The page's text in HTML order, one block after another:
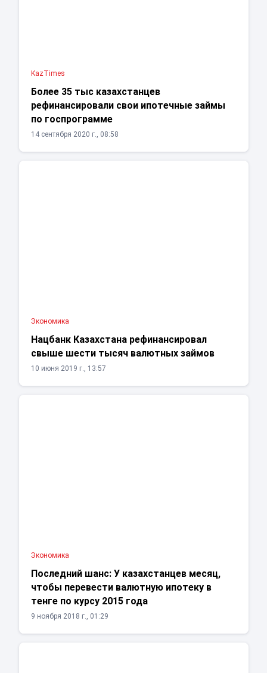
KazTimes
Более 35 тыс казахстанцев
рефинансировали свои ипотечные займы
по госпрограмме
14 сентября 2020 г., 08:58
Экономика
Нацбанк Казахстана рефинансировал
свыше шести тысяч валютных займов
10 июня 2019 г., 13:57
Экономика
Последний шанс: У казахстанцев месяц,
чтобы перевести валютную ипотеку в
тенге по курсу 2015 года
9 ноября 2018 г., 01:29